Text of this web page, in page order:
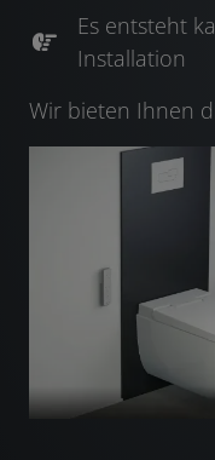
Es entsteht
Installation
Wir bieten Ihnen